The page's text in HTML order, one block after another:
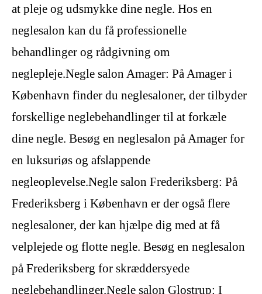
at pleje og udsmykke dine negle. Hos en
neglesalon kan du få professionelle
behandlinger og rådgivning om
neglepleje.Negle salon Amager: På Amager i
København finder du neglesaloner, der tilbyder
forskellige neglebehandlinger til at forkæle
dine negle. Besøg en neglesalon på Amager for
en luksuriøs og afslappende
negleoplevelse.Negle salon Frederiksberg: På
Frederiksberg i København er der også flere
neglesaloner, der kan hjælpe dig med at få
velplejede og flotte negle. Besøg en neglesalon
på Frederiksberg for skræddersyede
neglebehandlinger.Negle salon Glostrup: I